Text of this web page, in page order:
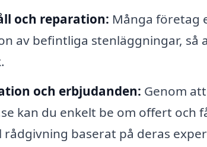
och reparation: Många företag
av befintliga stenläggningar,
och erbjudanden: Genom
kan du enkelt be om offert och
rådgivning baserat på deras